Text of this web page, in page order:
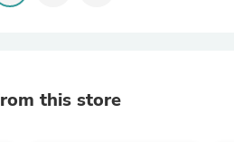
this store